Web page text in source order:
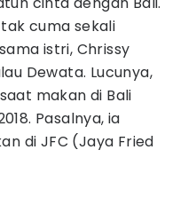
cuma sekali
istri, Chrissy
Dewata. Lucunya,
makan di Bali
Pasalnya, ia
di JFC (Jaya Fried